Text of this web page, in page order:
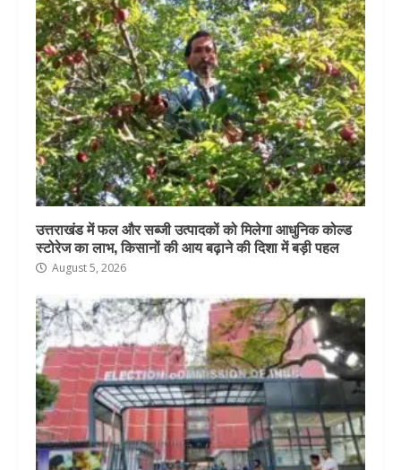
उत्तराखंड में फल और सब्जी उत्पादकों को मिलेगा आधुनिक कोल्ड
स्टोरेज का लाभ, किसानों की आय बढ़ाने की दिशा में बड़ी पहल
August 5, 2026